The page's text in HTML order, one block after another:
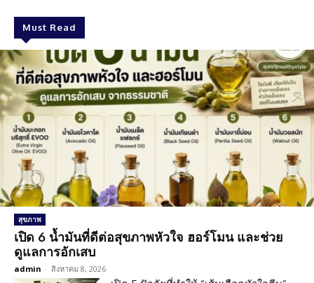
Must Read
สุขภาพ
เปิด 6 น้ำมันที่ดีต่อสุขภาพหัวใจ ฮอร์โมน และช่วย
ดูแลการอักเสบ
admin - สิงหาคม 8, 2026